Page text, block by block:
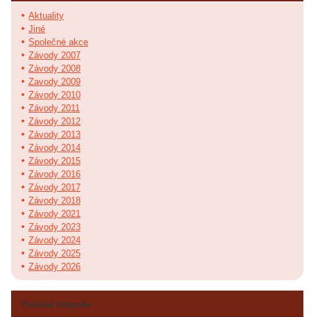
Aktuality
Jiné
Společné akce
Závody 2007
Závody 2008
Zavody 2009
Závody 2010
Závody 2011
Závody 2012
Závody 2013
Závody 2014
Závody 2015
Závody 2016
Závody 2017
Závody 2018
Závody 2021
Závody 2023
Závody 2024
Závody 2025
Závody 2026
Poslední fotografie